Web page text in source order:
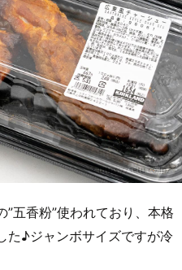
五香粉”使われており、本格
た♪ジャンボサイズですが冷